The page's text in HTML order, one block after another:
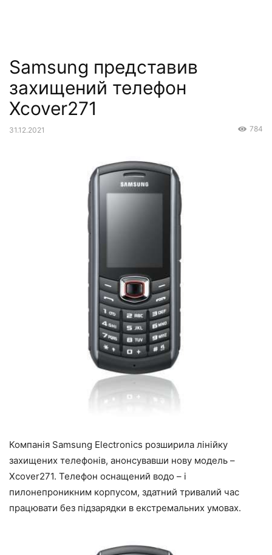
Samsung представив
захищений телефон
Xcover271
31.12.2021 784
Компанія Samsung Electronics розширила лінійку
захищених телефонів, анонсувавши нову модель –
Xcover271. Телефон оснащений водо – і
пилонепроникним корпусом, здатний тривалий час
працювати без підзарядки в екстремальних умовах.